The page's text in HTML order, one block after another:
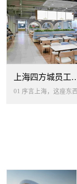
上海四方城员工